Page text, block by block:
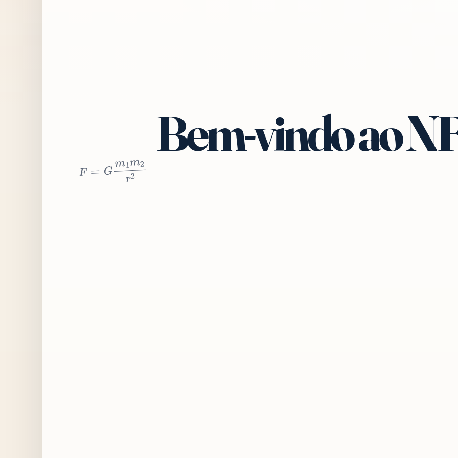
m1m2r2 Bem-vindo ao